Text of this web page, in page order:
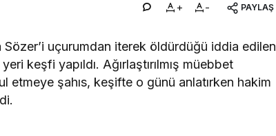
+ - PAYLAŞ
Sözer’i uçurumdan iterek öldürdüğü iddia edilen
keşfi yapıldı. Ağırlaştırılmış müebbet
etmeye şahıs, keşifte o günü anlatırken hakim